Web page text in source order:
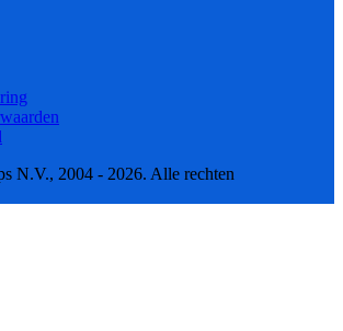
N.V., 2004 - 2026. Alle rechten